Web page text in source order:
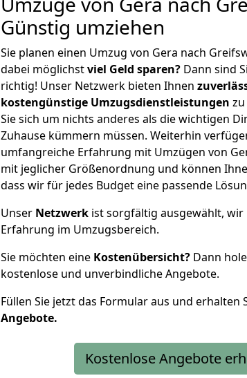
Günstig umziehen
Sie planen einen Umzug von Gera nach
dabei möglichstviel Geld sparen? Dann sind
richtig! Unser Netzwerk bieten Ihnen
kostengünstige Umzugsdienstleistungen
Sie sich um nichts anderes als die wichtigen
Zuhause kümmern müssen. Weiterhin
umfangreiche Erfahrung mit Umzügen von
mit jeglicher Größenordnung und können
dass wir für jedes Budget eine passende
Unser Netzwerk ist sorgfältig ausgewählt, wir
Erfahrung im Umzugsbereich.
Sie möchten eine Kostenübersicht? Dann
kostenlose und unverbindliche Angebote.
Füllen Sie jetzt das Formular aus und erhalten
Angebote.
Kostenlose Angebote